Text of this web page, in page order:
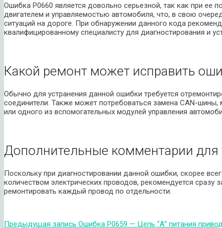
Ошибка P0660 является довольно серьезной, так как при ее
двигателем и управляемостью автомобиля, что, в свою
ситуаций на дороге. При обнаружении данного кода
квалифицированному специалисту для диагностирования и
Какой ремонт может исправить
Обычно для устранения данной ошибки требуется
соединители. Также может потребоваться замена CAN-шины,
или одного из вспомогательных модулей управления
Дополнительные комментарии для
Поскольку при диагностировании данной ошибки, скорее
количеством электрических проводов, рекомендуется сразу
ремонтировать каждый провод по отдельности.
Предыдущая запись Ошибка P0659 — Цепь “А” питания